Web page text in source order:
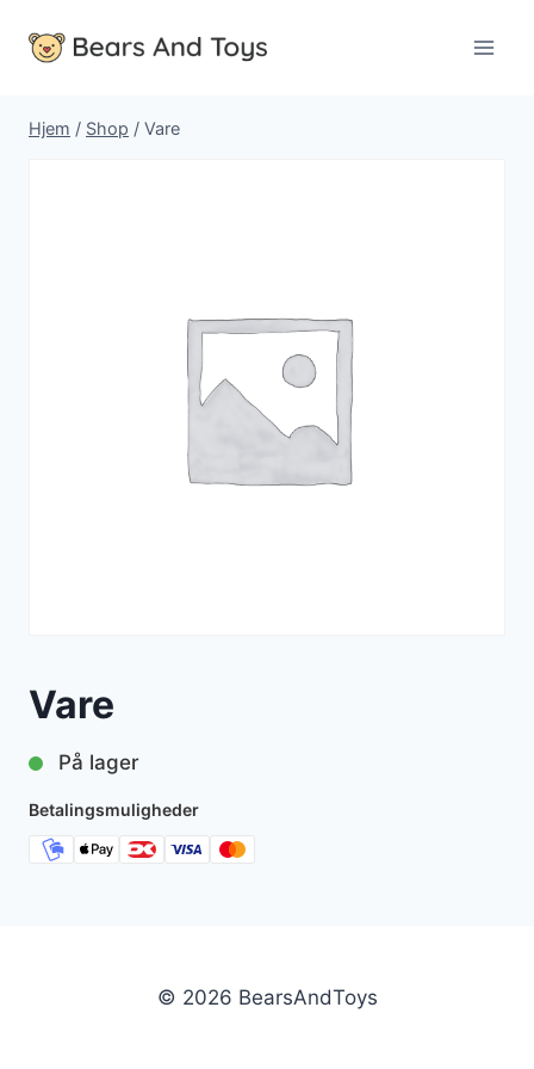
Hjem / Shop / Vare
Vare
På lager
Betalingsmuligheder
© 2026 BearsAndToys